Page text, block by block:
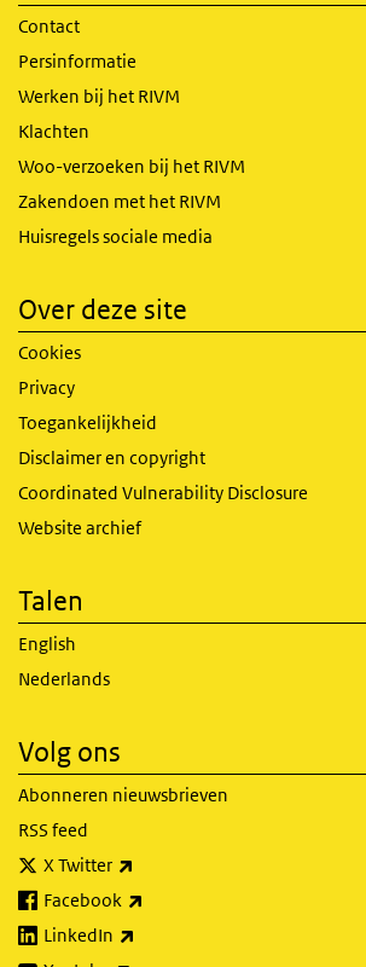
Contact
Persinformatie
Werken bij het RIVM
Klachten
Woo-verzoeken bij het RIVM
Zakendoen met het RIVM
Huisregels sociale media
Over deze site
Cookies
Privacy
Toegankelijkheid
Disclaimer en copyright
Coordinated Vulnerability Disclosure
Website archief
Talen
English
Nederlands
Volg ons
Abonneren nieuwsbrieven
RSS feed
X Twitter
Facebook
LinkedIn